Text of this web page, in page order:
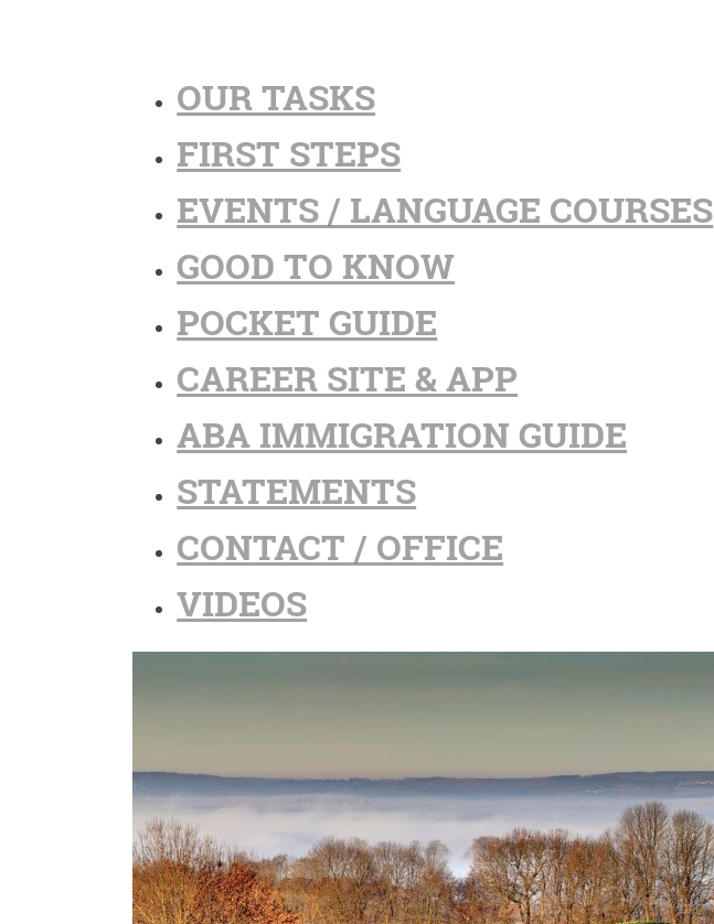
OUR TASKS
FIRST STEPS
EVENTS / LANGUAGE COURSES
GOOD TO KNOW
POCKET GUIDE
CAREER SITE & APP
ABA IMMIGRATION GUIDE
STATEMENTS
CONTACT / OFFICE
VIDEOS